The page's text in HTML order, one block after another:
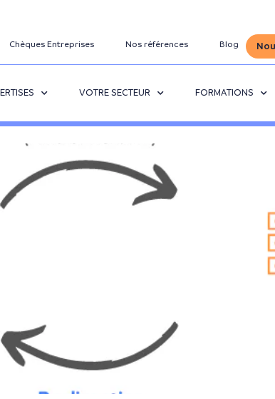
Chèques Entreprises Nos références Blog
VOTRE SECTEUR FORMATIONS
SEO : notre